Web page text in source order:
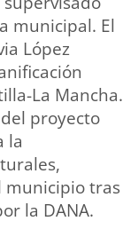
municipal. El
López
La Mancha.
proyecto
la
municipio tras
la DANA.